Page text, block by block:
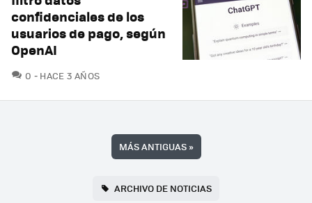
confidenciales de los
usuarios de pago, según
OpenAI
0 COMENTARIOS
HACE 3 AÑOS
MÁS ANTIGUAS»
ARCHIVO DE NOTICIAS